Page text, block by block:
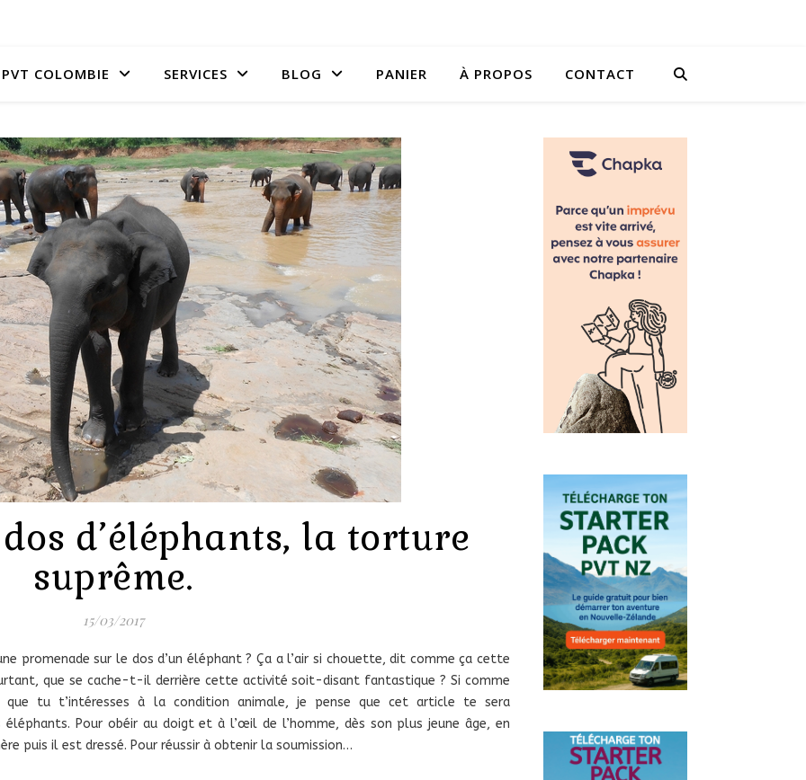
PVT COLOMBIE SERVICES BLOG PANIER À PROPOS CONTACT
d’éléphants, la torture
suprême.
15/03/2017
promenade sur le dos d’un éléphant ? Ça a l’air si chouette, dit comme ça cette
que se cache-t-il derrière cette activité soit-disant fantastique ? Si comme
que tu t’intéresses à la condition animale, je pense que cet article te sera
Pour obéir au doigt et à l’œil de l’homme, dès son plus jeune âge, en
puis il est dressé. Pour réussir à obtenir la soumission…